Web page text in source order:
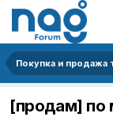
[продам] по